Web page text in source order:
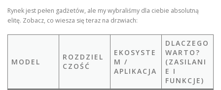
Rynek jest pełen gadżetów, ale my wybraliśmy dla ciebie absolutną
elitę. Zobacz, co wiesza się teraz na drzwiach:
MODEL
ROZDZIEL
CZOŚĆ
EKOSYSTE
M /
APLIKACJA
DLACZEGO
WARTO?
(ZASILANI
E I
FUNKCJE)